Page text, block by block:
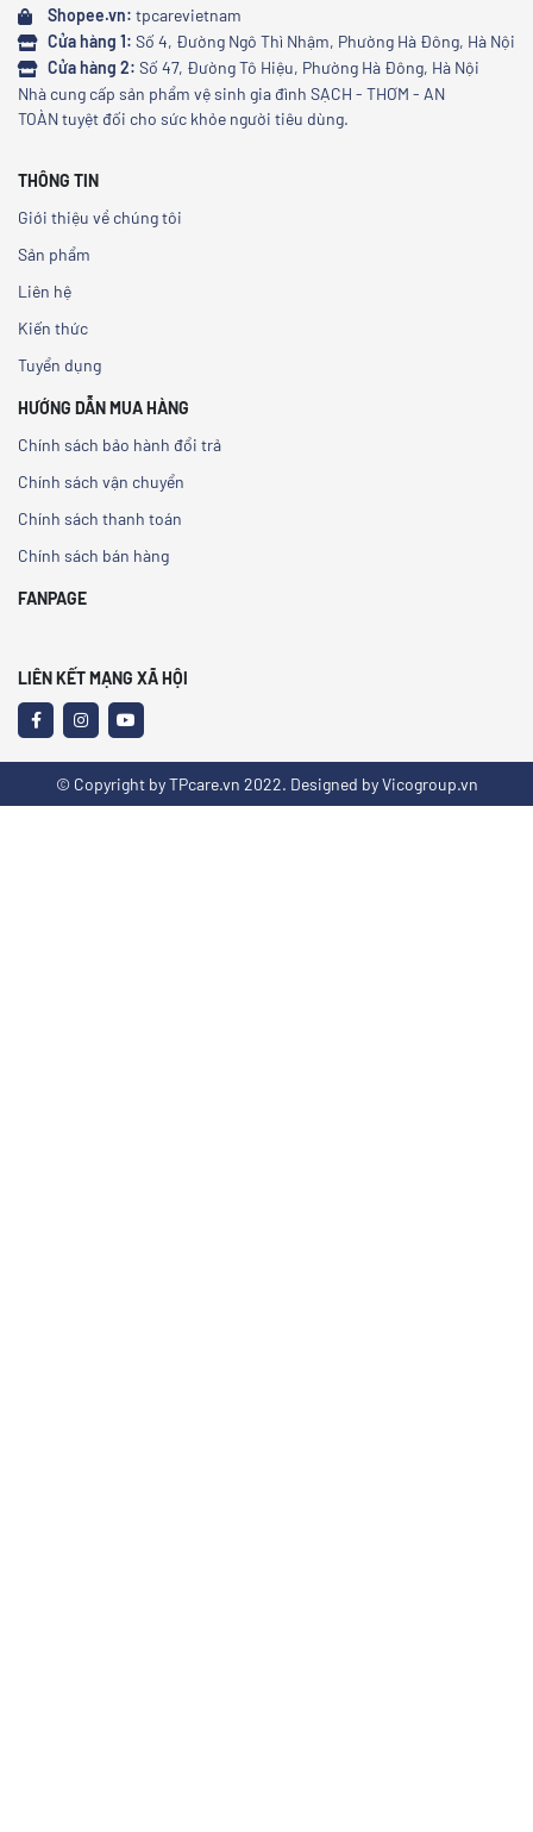
Shopee.vn: tpcarevietnam
Cửa hàng 1: Số 4, Đường Ngô Thì Nhậm, Phường Hà Đông, Hà Nội
Cửa hàng 2: Số 47, Đường Tô Hiệu, Phường Hà Đông, Hà Nội
Nhà cung cấp sản phẩm vệ sinh gia đình SẠCH - THƠM - AN
TOÀN tuyệt đối cho sức khỏe người tiêu dùng.
THÔNG TIN
Giới thiệu về chúng tôi
Sản phẩm
Liên hệ
Kiến thức
Tuyển dụng
HƯỚNG DẪN MUA HÀNG
Chính sách bảo hành đổi trả
Chính sách vận chuyển
Chính sách thanh toán
Chính sách bán hàng
FANPAGE
LIÊN KẾT MẠNG XÃ HỘI
© Copyright by TPcare.vn 2022. Designed by Vicogroup.vn